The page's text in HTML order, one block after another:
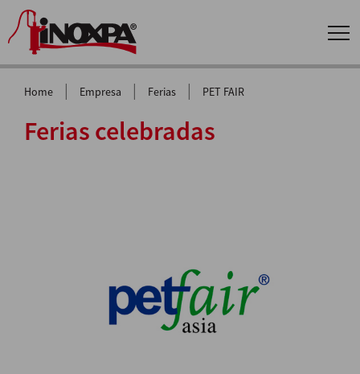
Home | Empresa | Ferias | PET FAIR
Ferias celebradas